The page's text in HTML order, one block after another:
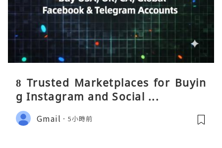
8 Trusted Marketplaces for Buyin
g Instagram and Social ...
Gmail 5小時前